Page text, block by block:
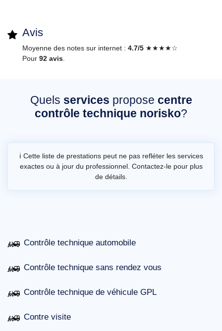
Avis
Moyenne des notes sur internet : 4.7/5 ★★★★☆
Pour 92 avis
Quels services propose centre
contrôle technique norisko?
ℹ️ Cette liste de prestations peut ne pas refléter les services
exactes ou à jour du professionnel. Contactez-le pour plus
de détails.
Contrôle technique automobile
Contrôle technique sans rendez vous
Contrôle technique de véhicule GPL
Contre visite